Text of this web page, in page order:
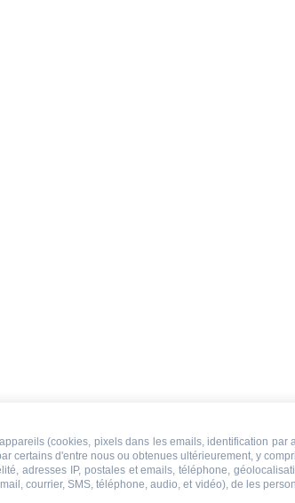
(cookies, pixels dans les emails, identification
certains d'entre nous ou obtenues ultérieurement, y
adresses IP, postales et emails, téléphone,
courrier, SMS, téléphone, audio, et vidéo), de les